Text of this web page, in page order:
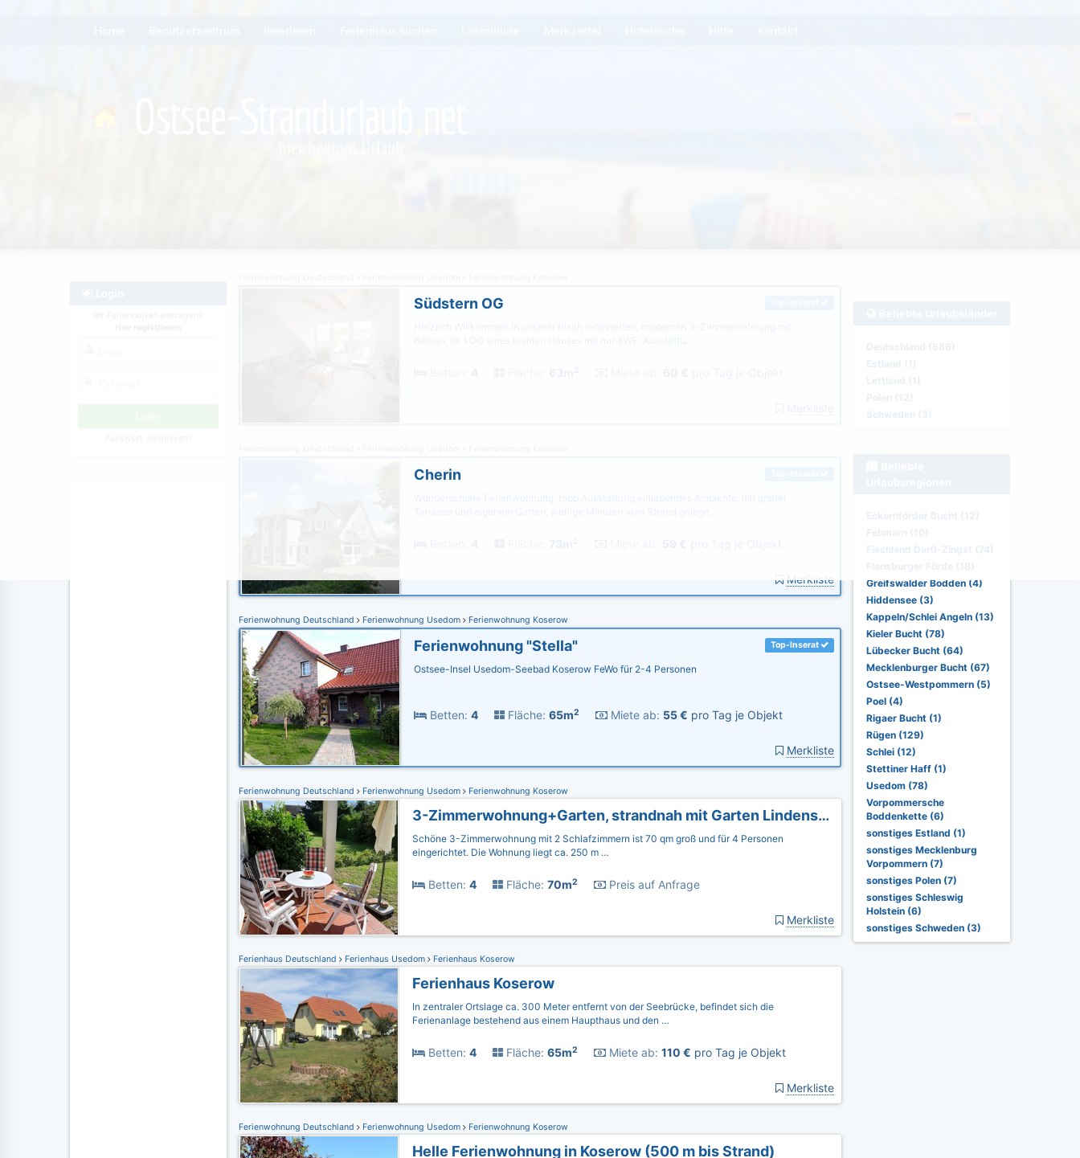
Südstern OG
Cherin
Merkliste
Ferienwohnung Deutschland Ferienwohnung Usedom Ferienwohnung Koserow
Top-Inserat
Ferienwohnung "Stella"
Ostsee-Insel Usedom-Seebad Koserow FeWo für 2-4 Personen
Betten: 4 Fläche: 65m2 Miete ab: 55 € pro Tag je Objekt
Merkliste
Ferienwohnung Deutschland Ferienwohnung Usedom Ferienwohnung Koserow
3-Zimmerwohnung+Garten, strandnah mit Garten Lindenstraße 18
Schöne 3-Zimmerwohnung mit 2 Schlafzimmern ist 70 qm groß und für 4 Personen
eingerichtet. Die Wohnung liegt ca. 250 m …
Betten: 4 Fläche: 70m2 Preis auf Anfrage
Merkliste
Ferienhaus Deutschland Ferienhaus Usedom Ferienhaus Koserow
Ferienhaus Koserow
In zentraler Ortslage ca. 300 Meter entfernt von der Seebrücke, befindet sich die
Ferienanlage bestehend aus einem Haupthaus und den …
Betten: 4 Fläche: 65m2 Miete ab: 110 € pro Tag je Objekt
Merkliste
Ferienwohnung Deutschland Ferienwohnung Usedom Ferienwohnung Koserow
Helle Ferienwohnung in Koserow (500 m bis Strand)
Greifswalder Bodden (4)
Hiddensee (3)
Kappeln/Schlei Angeln (13)
Kieler Bucht (78)
Lübecker Bucht (64)
Mecklenburger Bucht (67)
Ostsee-Westpommern (5)
Poel (4)
Rigaer Bucht (1)
Rügen (129)
Schlei (12)
Stettiner Haff (1)
Usedom (78)
Vorpommersche
Boddenkette (6)
sonstiges Estland (1)
sonstiges Mecklenburg
Vorpommern (7)
sonstiges Polen (7)
sonstiges Schleswig
Holstein (6)
sonstiges Schweden (3)